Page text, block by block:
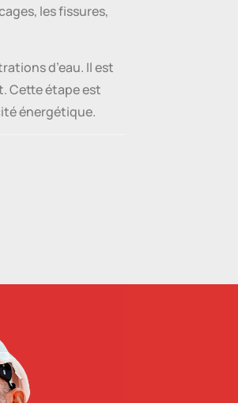
les fissures,
d’eau. Il est
Cette étape est
énergétique.